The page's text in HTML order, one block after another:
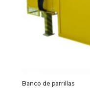
Banco de parrillas